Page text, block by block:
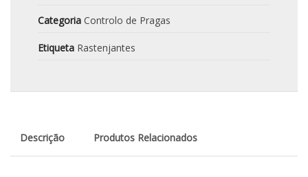
Categoria Controlo de Pragas
Etiqueta Rastenjantes
Descrição Produtos Relacionados